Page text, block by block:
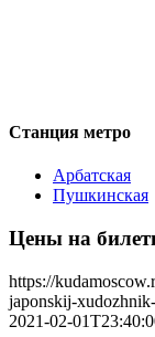
Станция метро
Арбатская
Пушкинская
Цены на
https://
japonskij-
2021-02-